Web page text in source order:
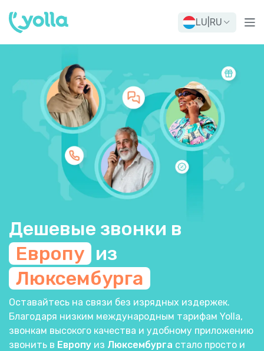
LU RU
Дешевые звонки в
Европу из
Люксембурга
Оставайтесь на связи без изрядных издержек.
Благодаря низким международным тарифам Yolla,
звонкам высокого качества и удобному приложению
звонить в Европу из Люксембурга стало просто и